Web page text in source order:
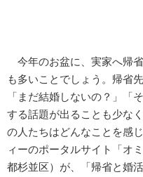
今年のお盆に、実家へ帰
も多いことでしょう。帰省
「まだ結婚しないの？」「
する話題が出ることも少な
の人たちはどんなことを感
ィーのポータルサイト「オ
都杉並区）が、「帰省と婚